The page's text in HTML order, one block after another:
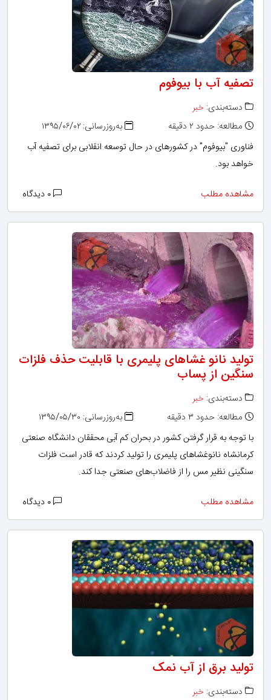
تصفیه آب با بیوفوم
دسته‌بندی: خبر
مطالعه: حدود ۲ دقیقه
به‌روزرسانی: ۱۳۹۵/۰۶/۰۲
فناوری "بیوفوم" در کشورهای در حال توسعه انقلابی برای تصفیه آب
خواهد بود.
مشاهده مطلب
تولید نانو غشاهای پلیمری با قابلیت حذف فلزات
سنگین از پساب
دسته‌بندی: خبر
مطالعه: حدود ۳ دقیقه
به‌روزرسانی: ۱۳۹۵/۰۵/۳۰
با توجه به قرار گرفتن کشور در بحران کم آبی محققان دانشگاه صنعتی
کرمانشاه نانوغشاهای پلیمری را تولید کردند که قادر است فلزات
سنگینی نظیر مس را از فاضلاب‌های صنعتی جدا کند.
مشاهده مطلب
تولید برق از آب نمک
دسته‌بندی: خبر